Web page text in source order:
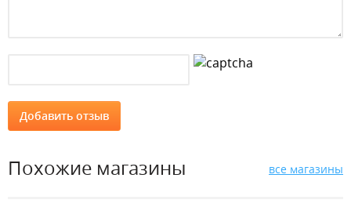
Похожие магазины все магазины